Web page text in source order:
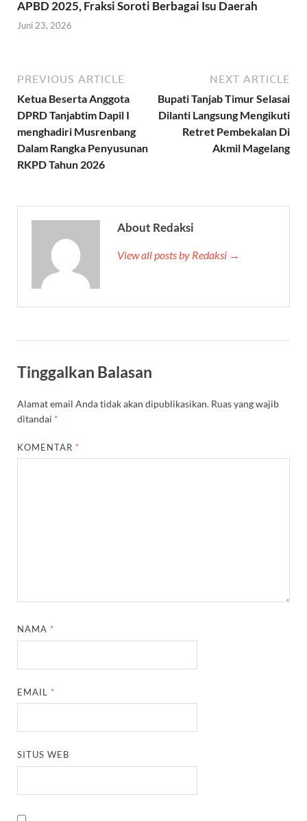
APBD 2025, Fraksi Soroti Berbagai Isu Daerah
Juni 23, 2026
PREVIOUS ARTICLE
Ketua Beserta Anggota
DPRD Tanjabtim Dapil I
menghadiri Musrenbang
Dalam Rangka Penyusunan
RKPD Tahun 2026
NEXT ARTICLE
Bupati Tanjab Timur Selasai
Dilanti Langsung Mengikuti
Retret Pembekalan Di
Akmil Magelang
About Redaksi
View all posts by Redaksi →
Tinggalkan Balasan
Alamat email Anda tidak akan dipublikasikan. Ruas yang wajib
ditandai *
KOMENTAR *
NAMA *
EMAIL *
SITUS WEB